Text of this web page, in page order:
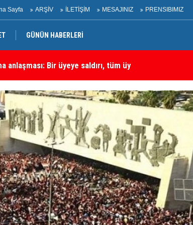
Sayfa ARŞİV İLETİŞİM MESAJINIZ PRENSIBIMIZ
GÜNÜN HABERLERİ
En Önemli Güvenlik Ortaklarından Biri